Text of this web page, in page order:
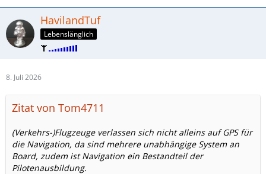
HavilandTuf
Lebenslänglich
8. Juli 2026
Zitat von Tom4711
(Verkehrs-)Flugzeuge verlassen sich nicht alleins auf GPS für
die Navigation, da sind mehrere unabhängige System an
Board, zudem ist Navigation ein Bestandteil der
Pilotenausbildung.